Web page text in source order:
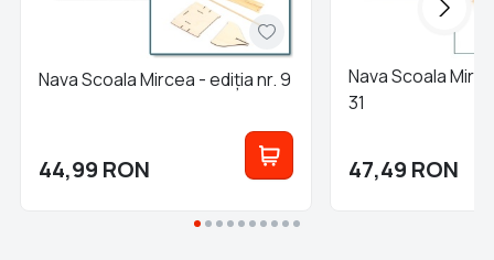
Nava Scoala Mircea - ediția nr. 9
44,99 RON
Nava Scoala
31
47,49 RON